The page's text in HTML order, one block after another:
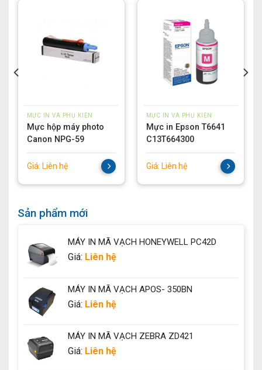
MỰC IN VÀ PHỤ KIỆN
Mực hộp máy photo
Canon NPG-59
Giá: Liên hệ
MỰC IN VÀ PHỤ KIỆN
Mực in Epson T6641
C13T664300
Giá: Liên hệ
Sản phẩm mới
MÁY IN MÃ VẠCH HONEYWELL PC42D
Giá: Liên hệ
MÁY IN MÃ VẠCH APOS- 350BN
Giá: Liên hệ
MÁY IN MÃ VẠCH ZEBRA ZD421
Giá: Liên hệ